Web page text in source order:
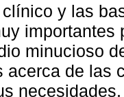
y las
minucioso
acerca de las